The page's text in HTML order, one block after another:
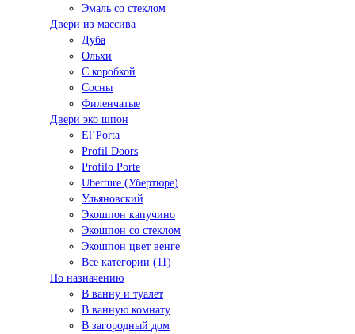
Эмаль со стеклом
Двери из массива
Дуба
Ольхи
С коробкой
Сосны
Филенчатые
Двери эко шпон
El’Porta
Profil Doors
Profilo Porte
Uberture (Убертюре)
Ульяновский
Экошпон капучино
Экошпон со стеклом
Экошпон цвет венге
Все категории (11)
По назначению
В ванну и туалет
В ванную комнату
В загородный дом